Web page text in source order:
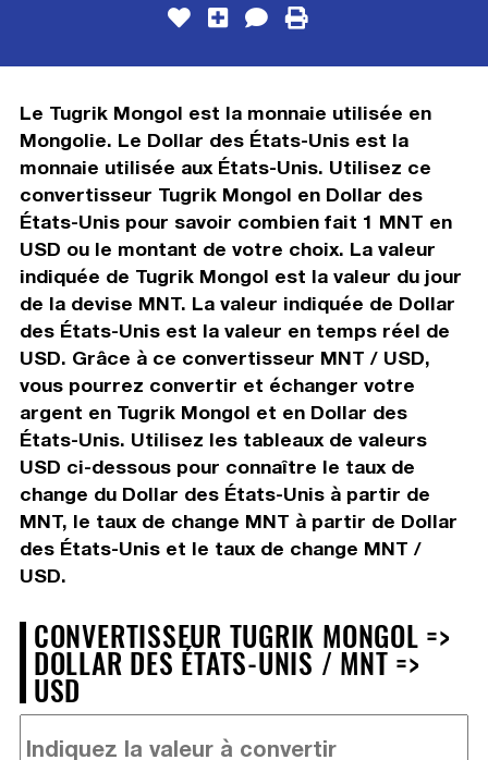
Le Tugrik Mongol est la monnaie utilisée en
Mongolie. Le Dollar des États-Unis est la
monnaie utilisée aux États-Unis. Utilisez ce
convertisseur Tugrik Mongol en Dollar des
États-Unis pour savoir combien fait 1 MNT en
USD ou le montant de votre choix. La valeur
indiquée de Tugrik Mongol est la valeur du jour
de la devise MNT. La valeur indiquée de Dollar
des États-Unis est la valeur en temps réel de
USD. Grâce à ce convertisseur MNT / USD,
vous pourrez convertir et échanger votre
argent en Tugrik Mongol et en Dollar des
États-Unis. Utilisez les tableaux de valeurs
USD ci-dessous pour connaître le taux de
change du Dollar des États-Unis à partir de
MNT, le taux de change MNT à partir de Dollar
des États-Unis et le taux de change MNT /
USD.
CONVERTISSEUR TUGRIK MONGOL =>
DOLLAR DES ÉTATS-UNIS / MNT =>
USD